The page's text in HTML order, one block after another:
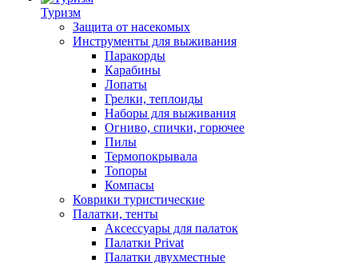
Туризм
Защита от насекомых
Инструменты для выживания
Паракорды
Карабины
Лопаты
Грелки, теплоиды
Наборы для выживания
Огниво, спички, горючее
Пилы
Термопокрывала
Топоры
Компасы
Коврики туристические
Палатки, тенты
Аксессуары для палаток
Палатки Privat
Палатки двухместные